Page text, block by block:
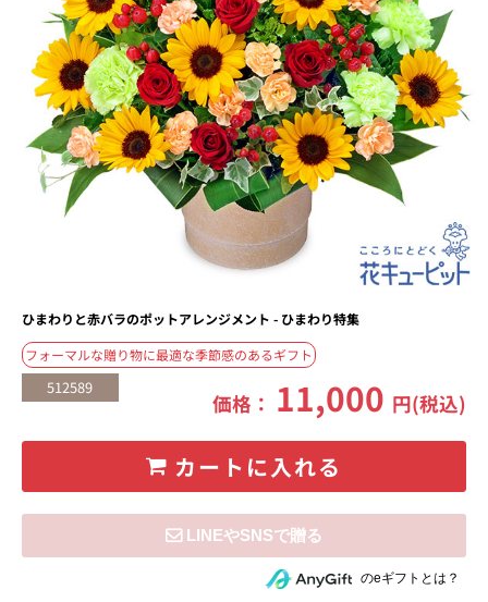
ひまわりと赤バラのポットアレンジメント - ひまわり特集
フォーマルな贈り物に最適な季節感のあるギフト
512589
価格： 11,000 円(税込)
カートに入れる
住所を知らない相手にeギフトで贈るのeギフトとは？